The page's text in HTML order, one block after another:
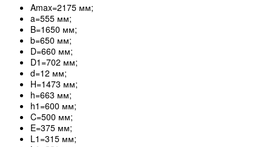
Amax=2175 мм;
a=555 мм;
B=1650 мм;
b=650 мм;
D=660 мм;
D1=702 мм;
d=12 мм;
H=1473 мм;
h=663 мм;
h1=600 мм;
C=500 мм;
E=375 мм;
L1=315 мм;